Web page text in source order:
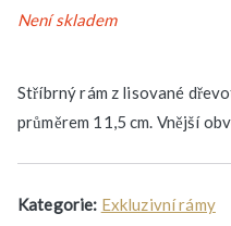
Stříbrný rám z lisované
průměrem 11,5 cm. Vnější
Není skladem
Kategorie: Exkluzivní rámy